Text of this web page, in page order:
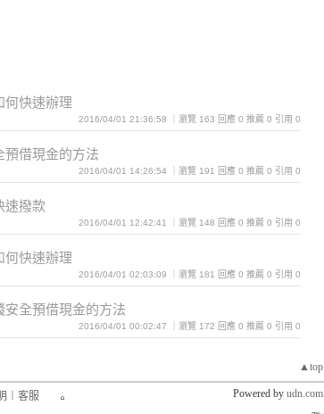
何快速辦理
2016/04/01 21:36:58 ｜瀏覽 163 回應 0 推薦 0 引用 0
預借現金的方法
2016/04/01 14:26:54 ｜瀏覽 191 回應 0 推薦 0 引用 0
速撥款
2016/04/01 12:42:41 ｜瀏覽 148 回應 0 推薦 0 引用 0
何快速辦理
2016/04/01 02:03:09 ｜瀏覽 181 回應 0 推薦 0 引用 0
全預借現金的方法
2016/04/01 00:02:47 ｜瀏覽 172 回應 0 推薦 0 引用 0
▲top
客服 Powered by udn.com